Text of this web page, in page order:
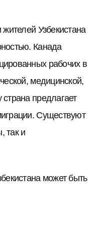
Узбекистана
Канада
рабочих в
медицинской,
предлагает
Существуют
так и
может быть